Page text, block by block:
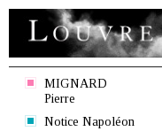
MIGNARD
Pierre
Notice Napoléon